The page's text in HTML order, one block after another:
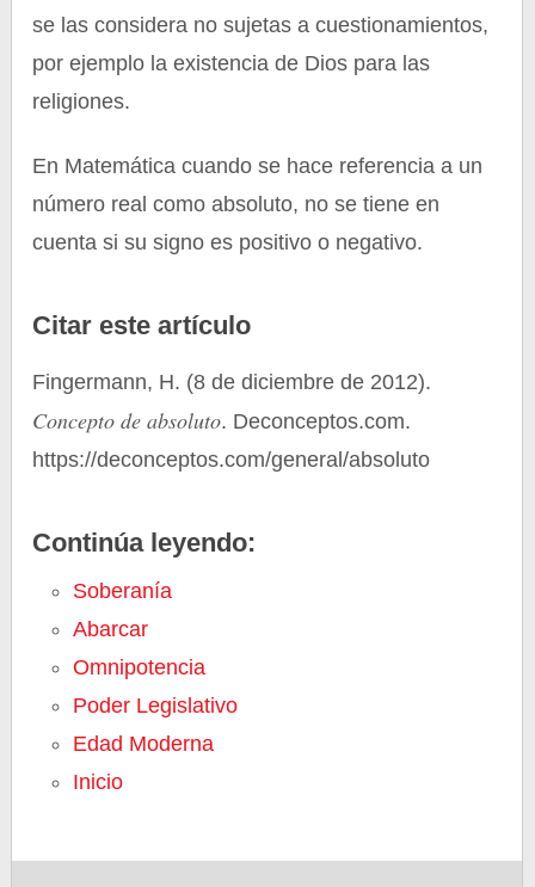
se las considera no sujetas a cuestionamientos,
por ejemplo la existencia de Dios para las
religiones.
En Matemática cuando se hace referencia a un
número real como absoluto, no se tiene en
cuenta si su signo es positivo o negativo.
Citar este artículo
Fingermann, H. (8 de diciembre de 2012).
Concepto de absoluto. Deconceptos.com.
https://deconceptos.com/general/absoluto
Continúa leyendo:
Soberanía
Abarcar
Omnipotencia
Poder Legislativo
Edad Moderna
Inicio